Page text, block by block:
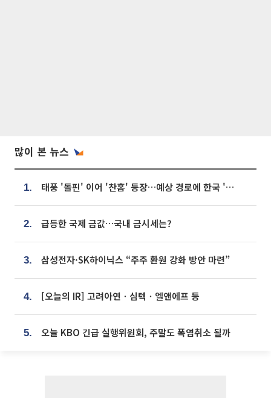
많이 본 뉴스
1. 태풍 '돌핀' 이어 '찬홈' 등장…예상 경로에 한국 '한숨'
2. 급등한 국제 금값…국내 금시세는?
3. 삼성전자·SK하이닉스 “주주 환원 강화 방안 마련”
4. [오늘의 IR] 고려아연ㆍ심텍ㆍ엘앤에프 등
5. 오늘 KBO 긴급 실행위원회, 주말도 폭염취소 될까